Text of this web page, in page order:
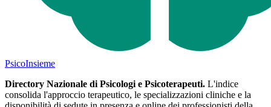
PsicoInsieme
Directory Nazionale di Psicologi e Psicoterapeuti. L'indice
consolida l'approccio terapeutico, le specializzazioni cliniche e la